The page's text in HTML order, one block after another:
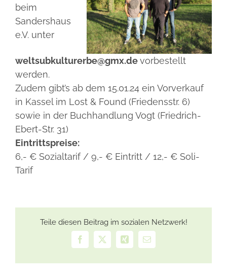
beim
Sandershaus
e.V. unter
weltsubkulturerbe@gmx.devorbestellt
werden.
Zudem gibt’s ab dem 15.01.24 ein Vorverkauf
in Kassel im Lost & Found (Friedensstr. 6)
sowie in der Buchhandlung Vogt (Friedrich-
Ebert-Str. 31)
Eintrittspreise:
6,- € Sozialtarif / 9,- € Eintritt / 12,- € Soli-
Tarif
Teile diesen Beitrag im sozialen Netzwerk!
Facebook
X Xing
E-
Mail